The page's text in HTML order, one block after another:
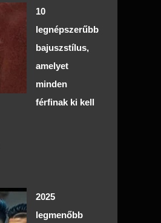
10
legnépszerűbb
bajuszstílus,
amelyet
minden
férfinak ki kell
2025
legmenőbb